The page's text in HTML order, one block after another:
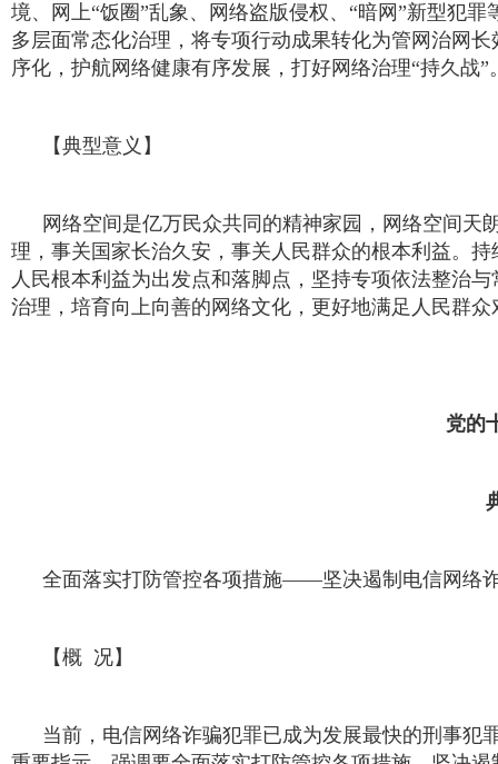
境、网上“饭圈”乱象、网络盗版侵权、“暗网”新型犯
多层面常态化治理，将专项行动成果转化为管网治网
序化，护航网络健康有序发展，打好网络治理“持久战”
【典型意义】
网络空间是亿万民众共同的精神家园，网络空间
理，事关国家长治久安，事关人民群众的根本利益。
人民根本利益为出发点和落脚点，坚持专项依法整治
治理，培育向上向善的网络文化，更好地满足人民群
党的
全面落实打防管控各项措施——坚决遏制电信网络
【概 况】
当前，电信网络诈骗犯罪已成为发展最快的刑事犯